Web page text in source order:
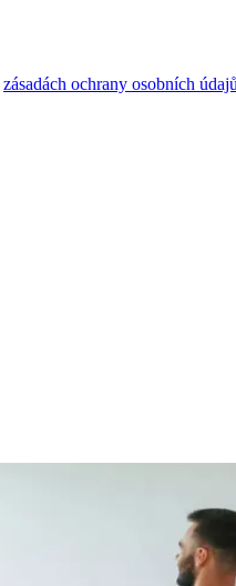
zásadách ochrany osobních údajů